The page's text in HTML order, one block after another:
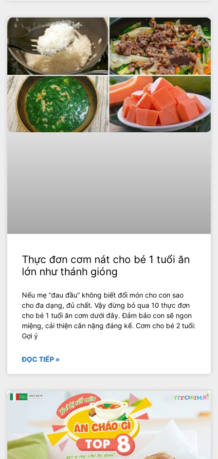
Thực đơn cơm nát cho bé 1 tuổi ăn
lớn như thánh gióng
Nếu mẹ “đau đầu” không biết đổi món cho con sao
cho đa dạng, đủ chất. Vậy đừng bỏ qua 10 thực đơn
cho bé 1 tuổi ăn cơm dưới đây. Đảm bảo con sẽ ngon
miệng, cải thiện cân nặng đáng kể. Cơm cho bé 2 tuổi:
Gợi ý
ĐỌC TIẾP »